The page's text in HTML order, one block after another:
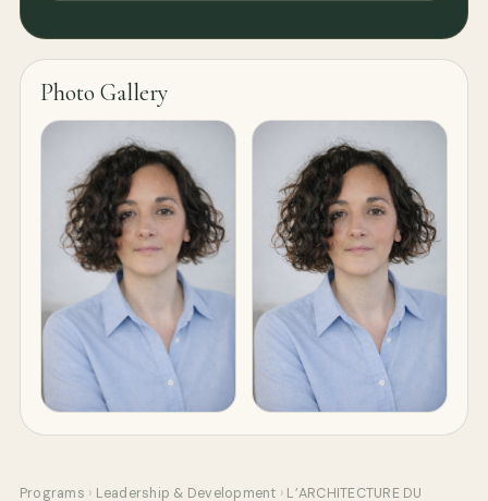
Photo Gallery
Programs › Leadership & Development › L’ARCHITECTURE DU